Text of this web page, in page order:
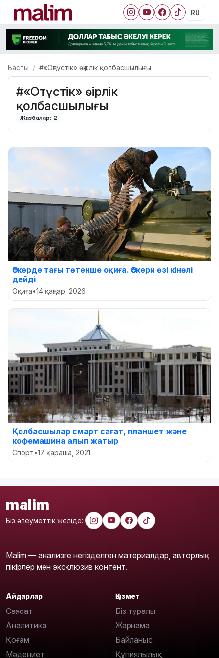
RU
Басты #«Оңтүстік» өңірлік қолбасшылығы
#«Оңтүстік» өңірлік
қолбасшылығы
Жазбалар: 2
Әскерде тағы төтенше оқиға. Әскери өзі кінәлі
дейді
Оқиға•14 қаңтар, 2026
Қолбасшылар смарт сағат, планшет және
кофемашина алып жатыр
Спорт•17 қараша, 2021
malim
Біз әлеуметтік желіде:
Malim — анализге негізделген материалдар, авторлық
пікірлер мен эксклюзив контент.
Айдарлар
Саясат
Аналитика
Қоғам
Мәдениет
Қызмет
Біз туралы
Жарнама
Байланыс
Құпиялылық